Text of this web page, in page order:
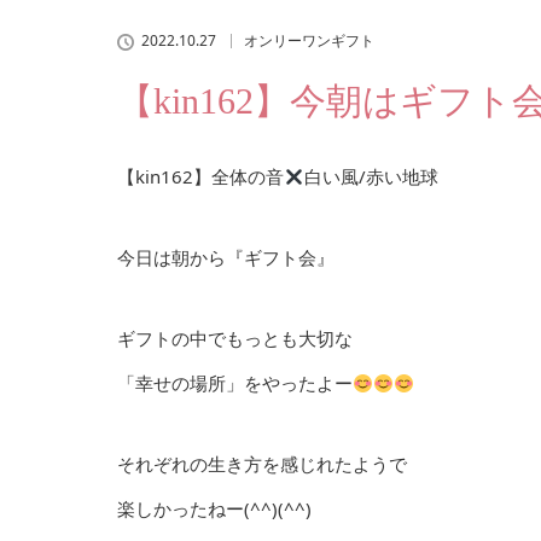
2022.10.27 オンリーワンギフト
【kin162】今朝はギフト
【kin162】全体の音 白い風/赤い地球
今日は朝から『ギフト会』
ギフトの中でもっとも大切な
「幸せの場所」をやったよー
それぞれの生き方を感じれたようで
楽しかったねー(^^)(^^)